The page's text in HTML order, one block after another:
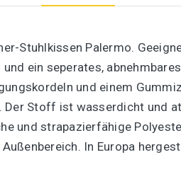
Stuhlkissen Palermo.
ein seperates,
und einem
Stoff ist wasserdicht und
und strapazierfähige
In Europa